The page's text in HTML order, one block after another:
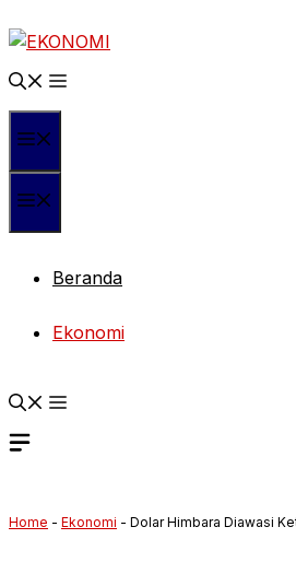
ke
isi
Beranda
Ekonomi
Home - Ekonomi - Dolar Himbara Diawasi